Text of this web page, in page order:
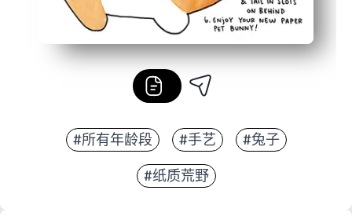
#所有年龄段 #手艺 #兔子
#纸质荒野